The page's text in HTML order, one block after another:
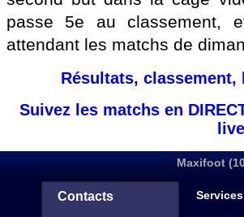
passe 5e au classement,
attendant les matchs de
Résultats,
Suivez les matchs en
Maxifoot
Contacts